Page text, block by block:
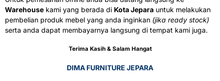
Warehouse kami yang berada di Kota Jepara untuk melakukan
pembelian produk mebel yang anda inginkan (jika ready stock)
serta anda dapat membayarnya langsung di tempat kami juga.
Terima Kasih & Salam Hangat
DIMA FURNITURE JEPARA